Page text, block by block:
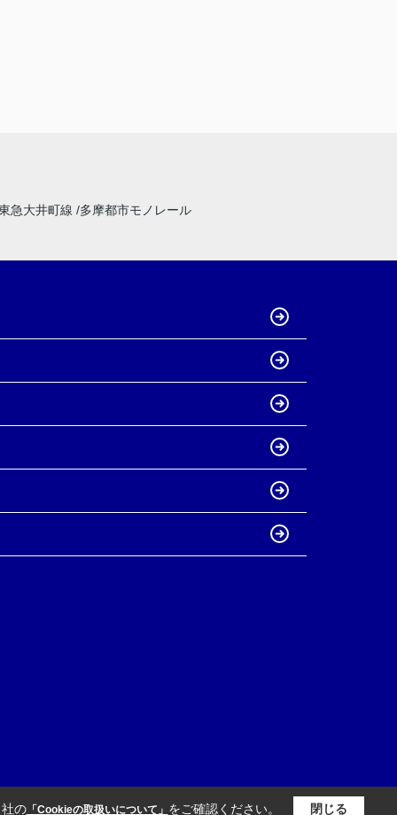
急大井町線 多摩都市モノレール
の「Cookieの取扱いについて」 をご確認ください。 閉じる